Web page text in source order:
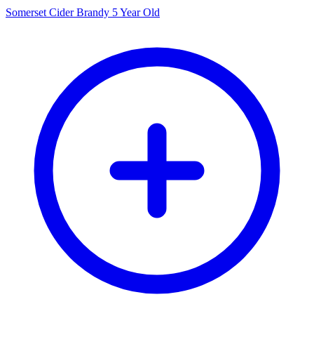
Somerset Cider Brandy 5 Year Old